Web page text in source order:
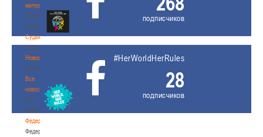
материалы
Полезные
материалы
Судьи
Судьи
Новости
Новости
Все
новости
Все
новости
Федерация
Федерация
подписчиков
#HerWorldHerRules
28
подписчиков